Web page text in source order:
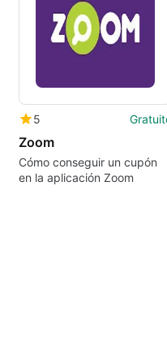
5
Zoom
Cómo conseguir un cupón
en la aplicación Zoom